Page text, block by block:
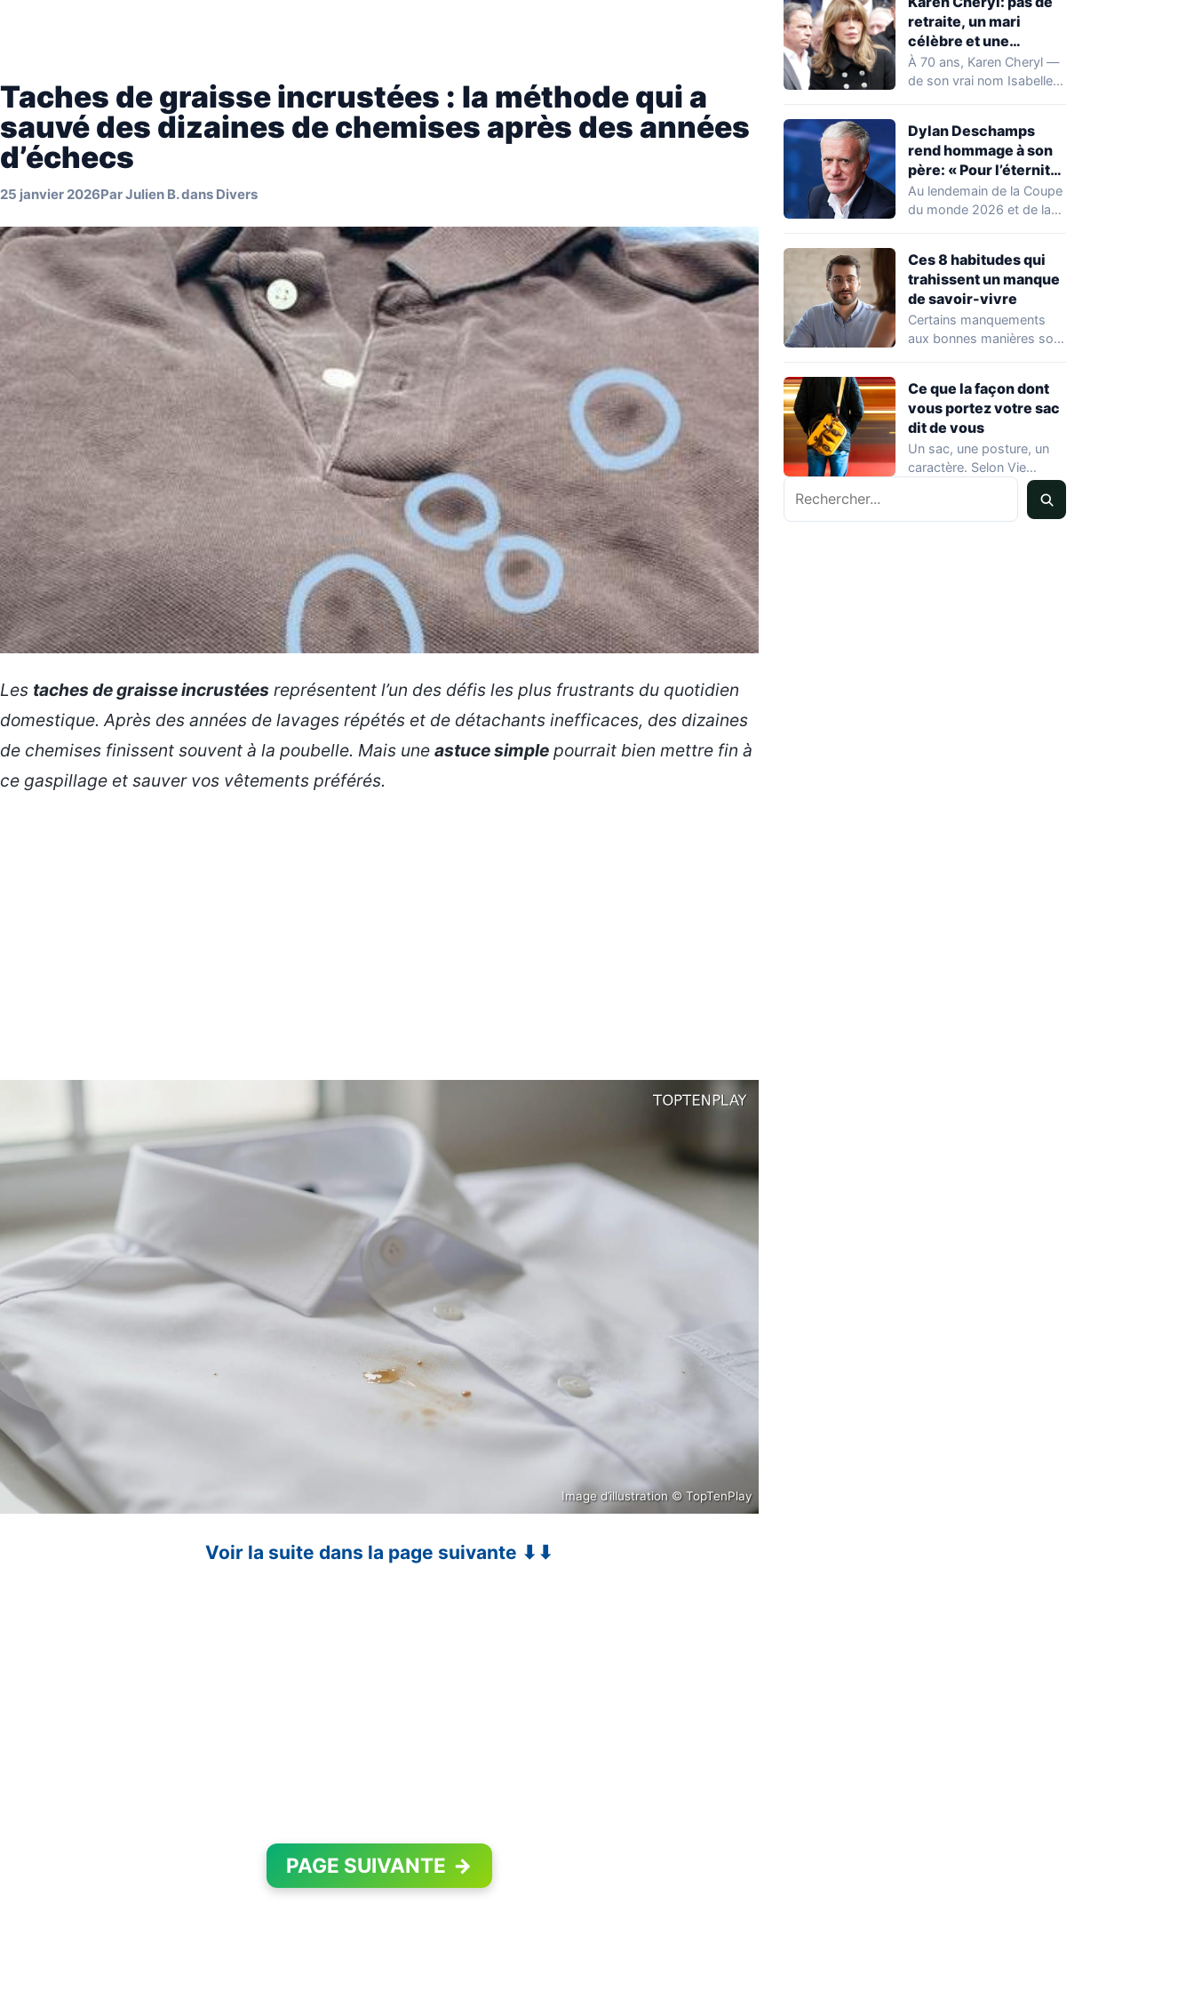
Taches de graisse incrustées : la méthode qui a
sauvé des dizaines de chemises après des années
d’échecs
25 janvier 2026ParJulien B.dans Divers
Les taches de graisse incrustées représentent l’un des défis les plus frustrants du quotidien
domestique. Après des années de lavages répétés et de détachants inefficaces, des dizaines
de chemises finissent souvent à la poubelle. Mais une astuce simple pourrait bien mettre fin à
ce gaspillage et sauver vos vêtements préférés.
Image d’illustration © TopTenPlay
Voir la suite dans la page suivante ⬇⬇
PAGE SUIVANTE →
retraite, un mari
célèbre et une
chirurgie assumée
À 70 ans, Karen Cheryl —
de son vrai nom Isabelle
Dylan Deschamps
rend hommage à son
père: « Pour l’éternité,
merci papa »
Au lendemain de la Coupe
du monde 2026 et de la
Ces 8 habitudes qui
trahissent un manque
de savoir-vivre
Certains manquements
aux bonnes manières sont
inaperçus — y…
Ce que la façon dont
vous portez votre sac
dit de vous
Un sac, une posture, un
caractère. Selon Vie
Pratique Féminin, la